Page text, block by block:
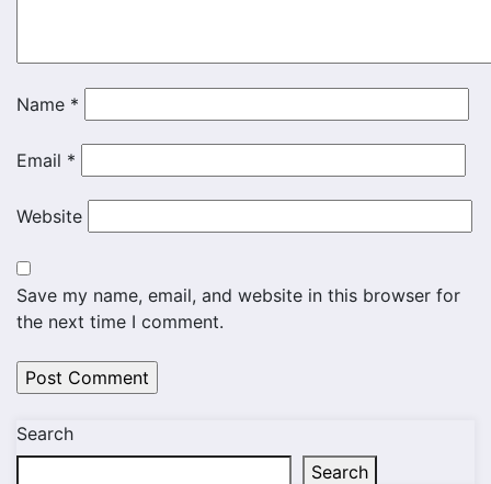
Name *
Email *
Website
Save my name, email, and website in this browser for
the next time I comment.
Search
Search